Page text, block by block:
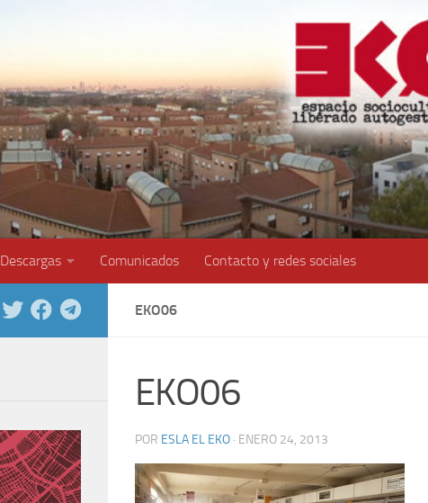
Descargas Comunicados Contacto y redes sociales
EKO06
EKO06
POR ESLA EL EKO · ENERO 24, 2013